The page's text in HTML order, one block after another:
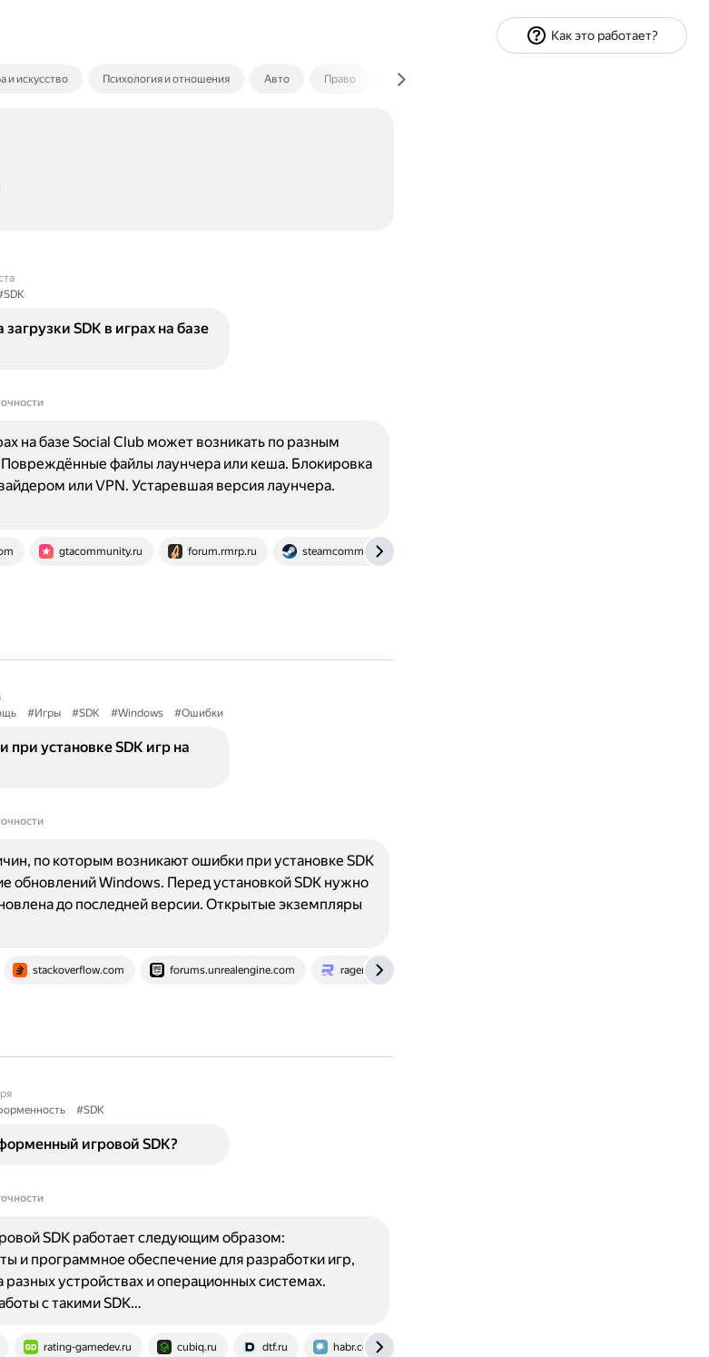
и искусство Психология и отношения Авто Право Экономика и финансы
SDK в играх на базе
gtacommunity.ru forum.rmrp.ru steamcommunity.com
на базе Social Club может возникать по разным
файлы лаунчера или кеша. Блокировка
или VPN. Устаревшая версия лаунчера.
#Игры #SDK #Windows #Ошибки
установке SDK игр на
stackoverflow.com forums.unrealengine.com ragemp.pro
по которым возникают ошибки при установке SDK
обновлений Windows. Перед установкой SDK нужно
до последней версии. Открытые экземпляры
#SDK
игровой SDK?
rating-gamedev.ru cubiq.ru dtf.ru habr.com
SDK работает следующим образом:
и программное обеспечение для разработки игр,
разных устройствах и операционных системах.
с такими SDK…
Как это работает?